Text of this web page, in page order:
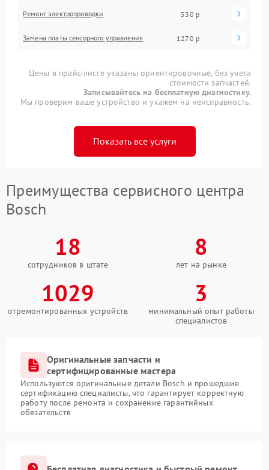
Ремонт электропроводки 530 р
Замена платы сенсорного управления 1270 р
Цены в прайс-листе указаны ориентировочные, без учета
стоимости запчастей.
Записывайтесь на бесплатную диагностику.
Мы проверим ваше устройство и укажем на неисправность.
Показать все услуги
Преимущества сервисного центра
Bosch
18
сотрудников в штате
8
лет на рынке
1029
отремонтированных устройств
3
минимальный опыт работы
специалистов
Оригинальные запчасти и
сертифицированные мастера
Используются оригинальные детали Bosch и прошедшие
сертификацию специалисты, что гарантирует корректную
работу после ремонта и сохранение гарантийных
обязательств